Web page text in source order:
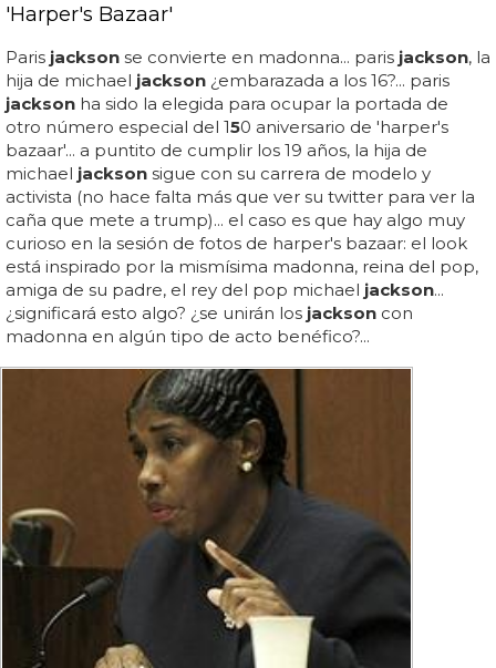
'Harper's Bazaar'
Paris jackson se convierte en madonna... paris jackson, la
hija de michael jackson ¿embarazada a los 16?... paris
jackson ha sido la elegida para ocupar la portada de
otro número especial del 150 aniversario de 'harper's
bazaar'... a puntito de cumplir los 19 años, la hija de
michael jackson sigue con su carrera de modelo y
activista (no hace falta más que ver su twitter para ver la
caña que mete a trump)... el caso es que hay algo muy
curioso en la sesión de fotos de harper's bazaar: el look
está inspirado por la mismísima madonna, reina del pop,
amiga de su padre, el rey del pop michael jackson...
¿significará esto algo? ¿se unirán los jackson con
madonna en algún tipo de acto benéfico?...